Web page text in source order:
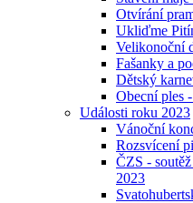
Otvírání
Ukliďme
Velikonoční
Fašanky a
Dětský
Obecní ples
Události roku 2023
Vánoční
Rozsvícení
ČZS -
2023